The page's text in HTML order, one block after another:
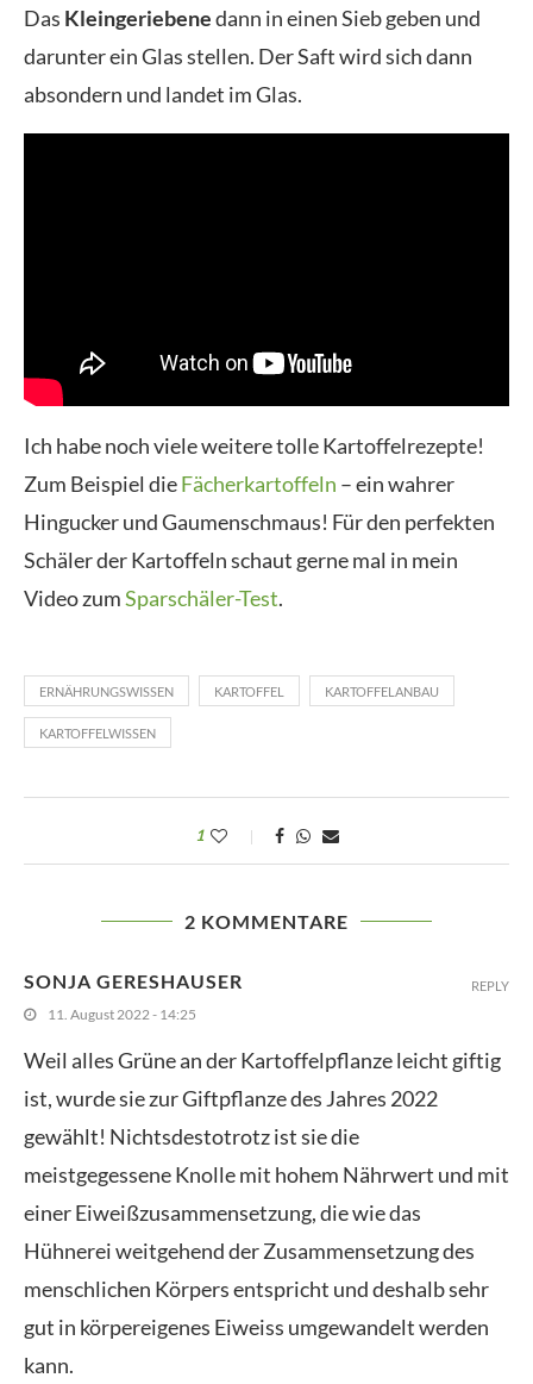
Das Kleingeriebenedann in einen Sieb geben und
darunter ein Glas stellen. Der Saft wird sich dann
absondern und landet im Glas.
Ich habe noch viele weitere tolle Kartoffelrezepte!
Zum Beispiel dieFächerkartoffeln – ein wahrer
Hingucker und Gaumenschmaus! Für den perfekten
Schäler der Kartoffeln schaut gerne mal in mein
Video zumSparschäler-Test.
ERNÄHRUNGSWISSEN KARTOFFEL KARTOFFELANBAU
KARTOFFELWISSEN
1
2 KOMMENTARE
SONJA GERESHAUSER
11. August 2022 - 14:25
Weil alles Grüne an der Kartoffelpflanze leicht giftig
ist, wurde sie zur Giftpflanze des Jahres 2022
gewählt! Nichtsdestotrotz ist sie die
meistgegessene Knolle mit hohem Nährwert und mit
einer Eiweißzusammensetzung, die wie das
Hühnerei weitgehend der Zusammensetzung des
menschlichen Körpers entspricht und deshalb sehr
gut in körpereigenes Eiweiss umgewandelt werden
kann.
REPLY